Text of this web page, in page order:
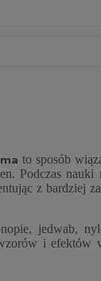
to sposób
Podczas nauki
z bardziej
jedwab,
i efektów